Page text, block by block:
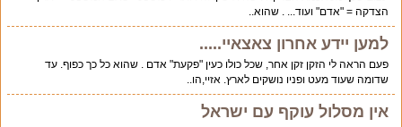
הצדקה = "אדם" ועוד... . שהוא..
למען יידע אחרון צאצאיי.....
פעם הראה לי הזקן זקן אחר, שכל כולו כעין "פקעת" אדם . שהוא כל כך כפוף. עד
שדומה שעוד מעט ופניו נושקים לארץ. אזיי,הו..
אין מסלול עוקף עם ישראל